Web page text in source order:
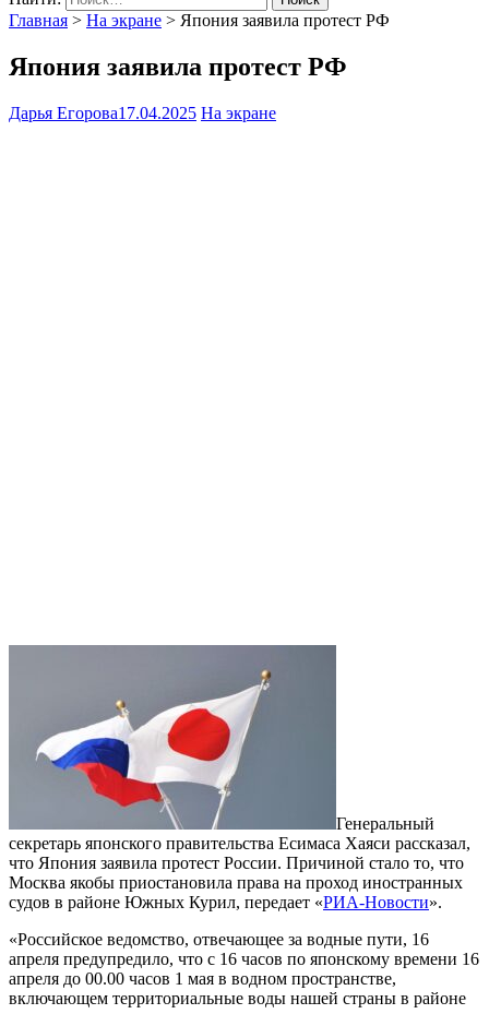
Главная > На экране > Япония заявила протест РФ
Япония заявила протест РФ
Дарья Егорова17.04.2025 На экране
Генеральный
секретарь японского правительства Есимаса Хаяси рассказал,
что Япония заявила протест России. Причиной стало то, что
Москва якобы приостановила права на проход иностранных
судов в районе Южных Курил, передает «РИА-Новости».
«Российское ведомство, отвечающее за водные пути, 16
апреля предупредило, что с 16 часов по японскому времени 16
апреля до 00.00 часов 1 мая в водном пространстве,
включающем территориальные воды нашей страны в районе